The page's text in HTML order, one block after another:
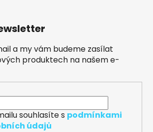
a my vám budeme zasílat
produktech na našem e-
souhlasíte s podmínkami
údajů